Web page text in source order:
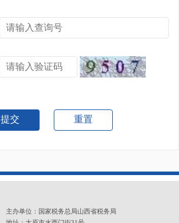
提交 重置
主办单位：国家税务总局山西省税务局